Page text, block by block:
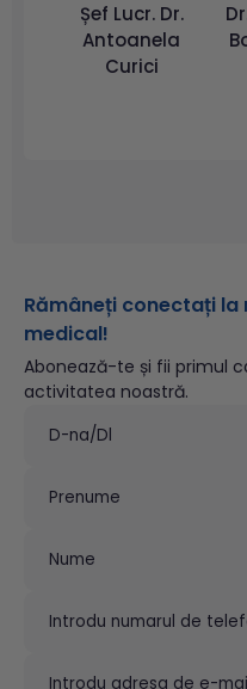
Șef Lucr. Dr.
Antoanela
Curici
Rămâneți conectați
medical!
Abonează-te și fii primul
activitatea noastră.